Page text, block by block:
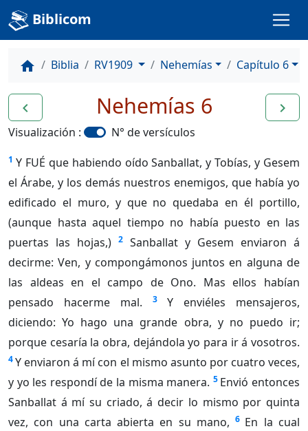
Biblicom
home Biblia RV1909 Nehemías Capítulo 6
navigate_before navigate_next
Nehemías 6
Visualización : N° de versículos
1 Y FUÉ que habiendo oído Sanballat, y Tobías, y Gesem
el Árabe, y los demás nuestros enemigos, que había yo
edificado el muro, y que no quedaba en él portillo,
(aunque hasta aquel tiempo no había puesto en las
puertas las hojas,)
2 Sanballat y Gesem enviaron á
decirme: Ven, y compongámonos juntos en alguna de
las aldeas en el campo de Ono. Mas ellos habían
pensado hacerme mal.
3
Y enviéles mensajeros,
diciendo: Yo hago una grande obra, y no puedo ir;
porque cesaría la obra, dejándola yo para ir á vosotros.
4Y enviaron á mí con el mismo asunto por cuatro veces,
y yo les respondí de la misma manera. 5 Envió entonces
Sanballat á mí su criado, á decir lo mismo por quinta
vez, con una carta abierta en su mano, 6 En la cual